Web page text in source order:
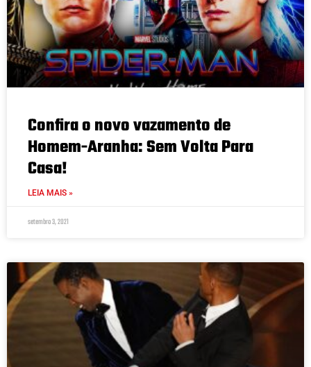
Confira o novo vazamento de
Homem-Aranha: Sem Volta Para
Casa!
LEIA MAIS »
setembro 3, 2021